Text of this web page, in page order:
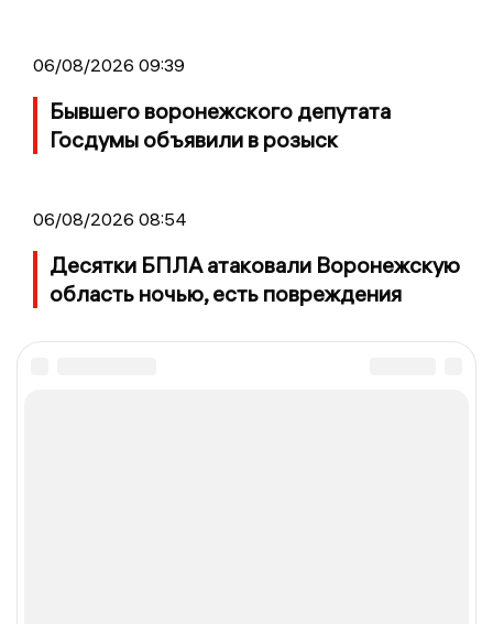
06/08/2026 09:39
Бывшего воронежского депутата
Госдумы объявили в розыск
06/08/2026 08:54
Десятки БПЛА атаковали Воронежскую
область ночью, есть повреждения